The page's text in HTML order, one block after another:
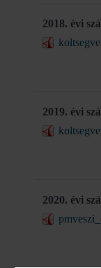
2018. évi
2019. évi
2020. évi